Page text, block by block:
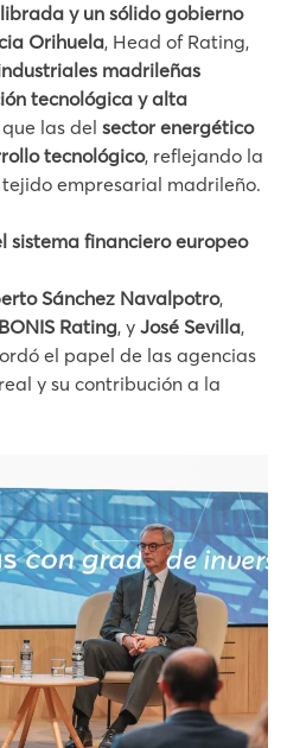
y un sólido gobierno
Orihuela, Head of Rating,
madrileñas
tecnológica y alta
las del sector energético
tecnológico, reflejando la
empresarial madrileño.
sistema financiero europeo
Sánchez Navalpotro,
Rating, y José Sevilla,
el papel de las agencias
y su contribución a la